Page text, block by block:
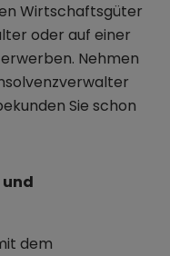
Wirtschaftsgüter
oder auf einer
Nehmen
Sie schon
dem